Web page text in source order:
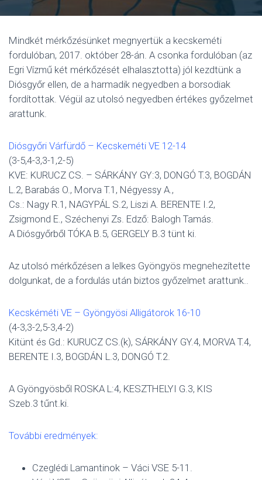
Mindkét mérkőzésünket megnyertük a kecskeméti
fordulóban, 2017. október 28-án. A csonka fordulóban (az
Egri Vízmű két mérkőzését elhalasztotta) jól kezdtünk a
Diósgyőr ellen, de a harmadik negyedben a borsodiak
fordítottak. Végül az utolsó negyedben értékes győzelmet
arattunk.
Diósgyőri Várfürdő – Kecskeméti VE 12-14
(3-5,4-3,3-1,2-5)
KVE: KURUCZ CS. – SÁRKÁNY GY:3, DONGÓ T.3, BOGDÁN
L.2, Barabás O., Morva T.1, Négyessy A.,
Cs.: Nagy R.1, NAGYPÁL S.2, Liszi A. BERENTE I.2,
Zsigmond E., Széchenyi Zs. Edző: Balogh Tamás.
A Diósgyőrből TÓKA B.5, GERGELY B.3 tünt ki.
Az utolsó mérkőzésen a lelkes Gyöngyös megnehezítette
dolgunkat, de a fordulás után biztos győzelmet arattunk..
Kecskéméti VE – Gyöngyösi Alligátorok 16-10
(4-3,3-2,5-3,4-2)
Kitünt és Gd.: KURUCZ CS.(k), SÁRKÁNY GY.4, MORVA T.4,
BERENTE I.3, BOGDÁN L.3, DONGÓ T.2.
A Gyöngyösből ROSKA L:4, KESZTHELYI G.3, KIS
Szeb.3 tűnt.ki.
További eredmények:
Czeglédi Lamantinok – Váci VSE 5-11.